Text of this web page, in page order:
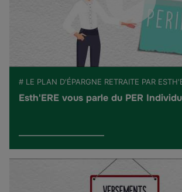
# LE PLAN D'ÉPARGNE RETRAITE PAR
Esth'ERE vous parle du PER